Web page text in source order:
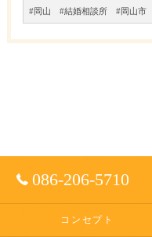
#岡山 #結婚相談所 #岡山市
086-206-5710
コンセプト